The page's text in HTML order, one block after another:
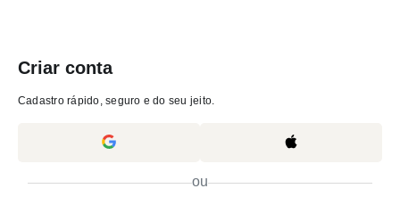
Criar conta
Cadastro rápido, seguro e do seu jeito.
ou